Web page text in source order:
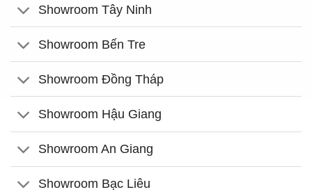
Showroom Tây Ninh
Showroom Bến Tre
Showroom Đồng Tháp
Showroom Hậu Giang
Showroom An Giang
Showroom Bạc Liêu